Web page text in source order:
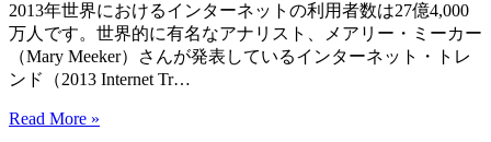
プ
リ
と
Google
公
2013年世界におけるインターネットの利用者数は27億4,000
万人です。世界的に有名なアナリスト、メアリー・ミーカー
（Mary Meeker）さんが発表しているインターネット・トレ
ンド（2013 Internet Tr…
Read More »